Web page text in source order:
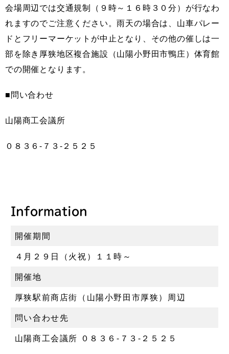
会場周辺では交通規制（９時～１６時３０分）が行なわ
れますのでご注意ください。雨天の場合は、山車パレー
ドとフリーマーケットが中止となり、その他の催しは一
部を除き厚狭地区複合施設（山陽小野田市鴨庄）体育館
での開催となります。
■問い合わせ
山陽商工会議所
０８３６‐７３‐２５２５
Information
開催期間
４月２９日（火祝）１１時～
開催地
厚狭駅前商店街（山陽小野田市厚狭）周辺
問い合わせ先
山陽商工会議所 ０８３６‐７３‐２５２５